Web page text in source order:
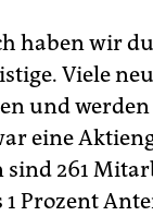
haben wir
Viele
und
eine
261
1 Prozent